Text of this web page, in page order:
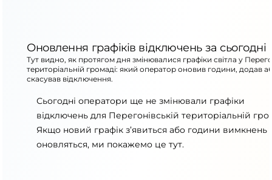
Оновлення графіків відключень за сьогодні
Тут видно, як протягом дня змінювалися графіки світла у
територіальній громаді: який оператор оновив години, додав
скасував відключення.
Сьогодні оператори ще не змінювали графіки
відключень для Перегонівській територіальній
Якщо новий графік з’явиться або години вимкнень
оновляться, ми покажемо це тут.